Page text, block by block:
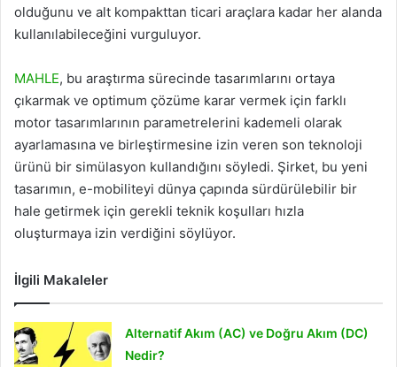
olduğunu ve alt kompakttan ticari araçlara kadar her alanda
kullanılabileceğini vurguluyor.
MAHLE, bu araştırma sürecinde tasarımlarını ortaya
çıkarmak ve optimum çözüme karar vermek için farklı
motor tasarımlarının parametrelerini kademeli olarak
ayarlamasına ve birleştirmesine izin veren son teknoloji
ürünü bir simülasyon kullandığını söyledi. Şirket, bu yeni
tasarımın, e-mobiliteyi dünya çapında sürdürülebilir bir
hale getirmek için gerekli teknik koşulları hızla
oluşturmaya izin verdiğini söylüyor.
İlgili Makaleler
Alternatif Akım (AC) ve Doğru Akım (DC)
Nedir?